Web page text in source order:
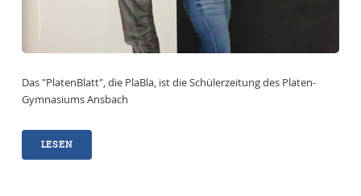
Das "PlatenBlatt", die PlaBla, ist die Schülerzeitung des Platen-
Gymnasiums Ansbach
LESEN